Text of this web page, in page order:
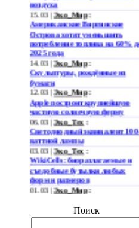
15.03 |Эко_Мир
Американские Виргинские
Острова хотят уменьшить
потребление топлива на 60% до
2025 года
14.03 |Эко_Мир
Скульптуры, рождённые из
бумаги
12.03 |Эко_Мир
Apple построит крупнейшую
частную солнечную ферму
06.03 |Эко_Тех:
Светодиодный эквивалент 100-
ваттной лампы
03.03 |Эко_Тех
WikiCells: биоразлагаемые и
съедобные бутылки любых
форм и размеров
01.03 |Эко_Мир:
Представлена
электростанция нового типа
Поиск